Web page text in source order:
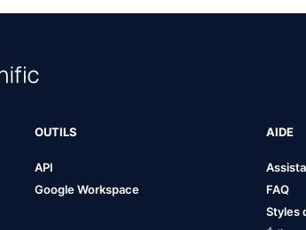
OUTILS
API
Google Workspace
AIDE
FAQ
Styles